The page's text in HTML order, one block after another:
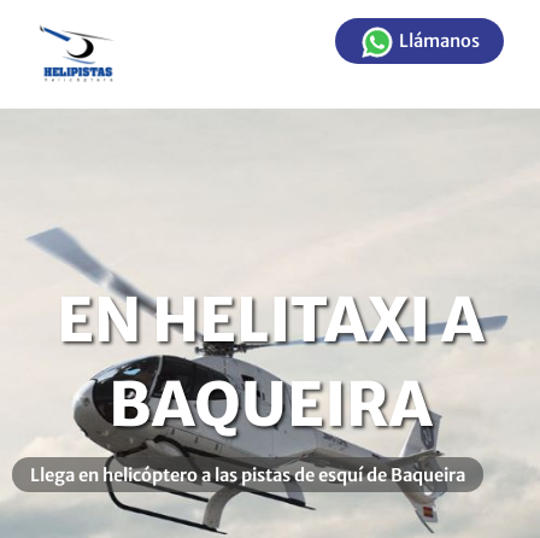
contenido
Llámanos
EN HELITAXI A
BAQUEIRA
Llega en helicóptero a las pistas de esquí de Baqueira